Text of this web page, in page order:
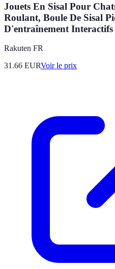
Jouets En Sisal Pour
Roulant, Boule De Sisal
D'entraînement
Rakuten FR
31.66 EURVoir le prix